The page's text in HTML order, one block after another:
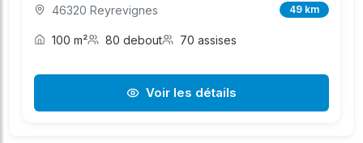
46320 Reyrevignes 49 km
100 m² 80 debout 70 assises
Voir les détails